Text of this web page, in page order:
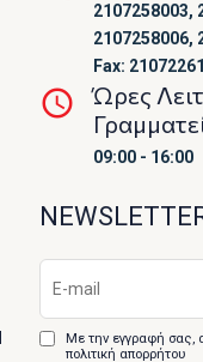
2107258003,
2107258006,
Fax:
Ώρες
09:00 - 16:00
Με την εγγραφή σας,
πολιτική απορρήτου